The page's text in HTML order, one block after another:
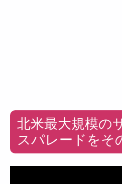
北米最大規模の
スパレードをそ